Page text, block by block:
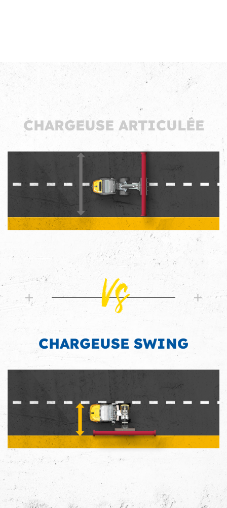
CHARGEUSE ARTICULÉE
Vs
CHARGEUSE SWING